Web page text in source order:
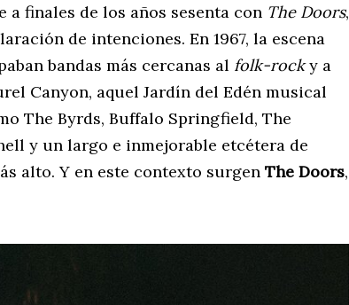
finales de los años sesenta con The Doors,
de intenciones. En 1967, la escena
bandas más cercanas al folk-rocky a
Canyon, aquel Jardín del Edén musical
The Byrds, Buffalo Springfield, The
y un largo e inmejorable etcétera de
alto. Y en este contexto surgen The Doors,